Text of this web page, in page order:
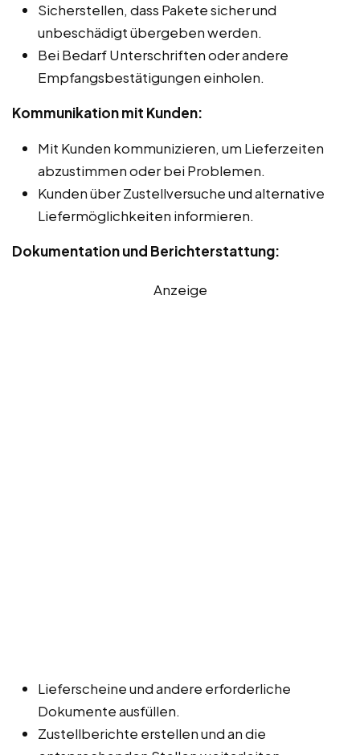
Sicherstellen, dass Pakete sicher und
unbeschädigt übergeben werden.
Bei Bedarf Unterschriften oder andere
Empfangsbestätigungen einholen.
Kommunikation mit Kunden:
Mit Kunden kommunizieren, um Lieferzeiten
abzustimmen oder bei Problemen.
Kunden über Zustellversuche und alternative
Liefermöglichkeiten informieren.
Dokumentation und Berichterstattung:
Anzeige
Lieferscheine und andere erforderliche
Dokumente ausfüllen.
Zustellberichte erstellen und an die